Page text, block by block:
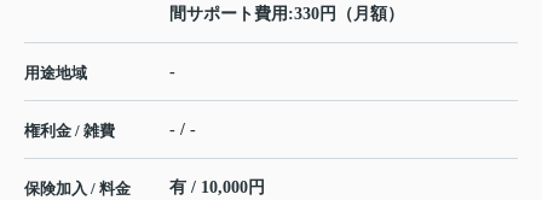
間サポート費用:330円（月額）
用途地域 -
権利金 / 雑費 - / -
保険加入 / 料金 有 / 10,000円